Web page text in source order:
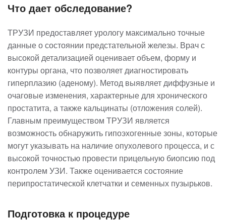
Что дает обследование?
ТРУЗИ предоставляет урологу максимально точные
данные о состоянии предстательной железы. Врач с
высокой детализацией оценивает объем, форму и
контуры органа, что позволяет диагностировать
гиперплазию (аденому). Метод выявляет диффузные и
очаговые изменения, характерные для хронического
простатита, а также кальцинаты (отложения солей).
Главным преимуществом ТРУЗИ является
возможность обнаружить гипоэхогенные зоны, которые
могут указывать на наличие опухолевого процесса, и с
высокой точностью провести прицельную биопсию под
контролем УЗИ. Также оценивается состояние
перипростатической клетчатки и семенных пузырьков.
Подготовка к процедуре